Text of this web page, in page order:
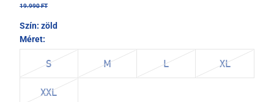
19.990 FT
Szín: zöld
Méret:
S M L XL
XXL